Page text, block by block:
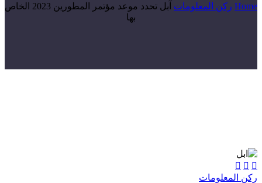
Home ركن المعلومات
آبل تحدد موعد مؤتمر المطورين 2023 الخاص
بها
  
ركن المعلومات